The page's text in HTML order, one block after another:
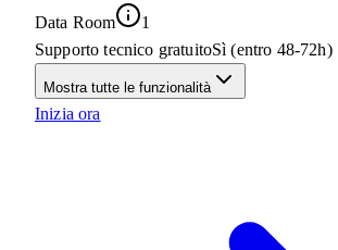
Data Room
1
Supporto tecnico gratuitoSì (entro 48-72h)
Mostra tutte le funzionalità
Inizia ora